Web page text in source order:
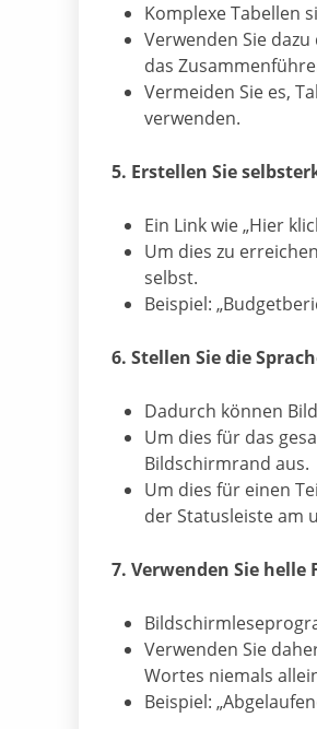
Komplexe Tabellen
Verwenden Sie
das
Vermeiden Sie es,
verwenden.
5. Erstellen Sie
Ein Link wie „Hier
Um dies zu
selbst.
Beispiel:
6. Stellen Sie die
Dadurch können
Um dies für das
Bildschirmrand aus.
Um dies für einen
der Statusleiste am
7. Verwenden Sie
Verwenden Sie
Wortes niemals
Beispiel: